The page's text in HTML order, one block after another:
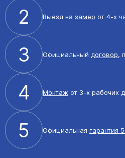
2 Выезд на замер от 4-х
3 Официальный договор,
4 Монтаж от 3-х рабочих
5 Официальная гарантия